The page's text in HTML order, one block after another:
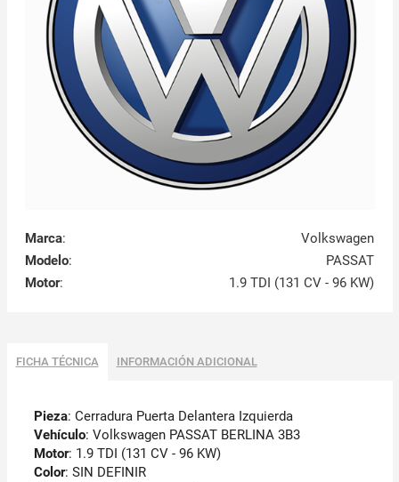
Marca:
Volkswagen
Modelo:
PASSAT
Motor: 1.9 TDI (131 CV - 96 KW)
FICHA TÉCNICA INFORMACIÓN ADICIONAL
Pieza: Cerradura Puerta Delantera Izquierda
Vehículo: Volkswagen PASSAT BERLINA 3B3
Motor: 1.9 TDI (131 CV - 96 KW)
Color: SIN DEFINIR